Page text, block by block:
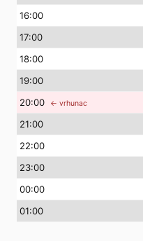
16:00
17:00
18:00
19:00
20:00 ← vrhunac
21:00
22:00
23:00
00:00
01:00